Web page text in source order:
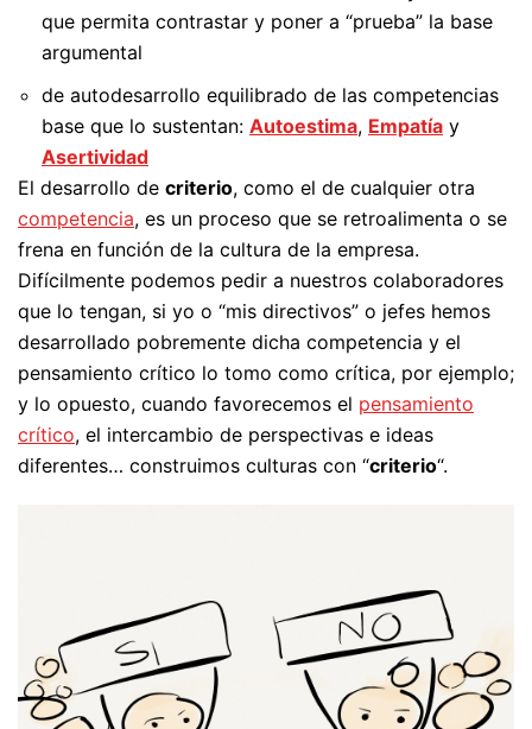
que permita contrastar y poner a “prueba” la base
argumental
de autodesarrollo equilibrado de las competencias
base que lo sustentan: Autoestima, Empatía y
Asertividad
El desarrollo de criterio, como el de cualquier otra
competencia, es un proceso que se retroalimenta o se
frena en función de la cultura de la empresa.
Difícilmente podemos pedir a nuestros colaboradores
que lo tengan, si yo o “mis directivos” o jefes hemos
desarrollado pobremente dicha competencia y el
pensamiento crítico lo tomo como crítica, por ejemplo;
y lo opuesto, cuando favorecemos el pensamiento
crítico, el intercambio de perspectivas e ideas
diferentes… construimos culturas con “criterio“.